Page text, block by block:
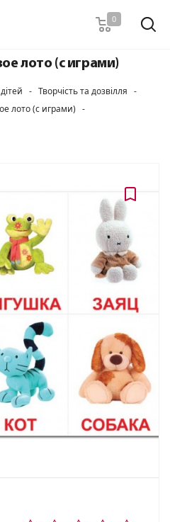
0
лото (с играми)
- Творчість та дозвілля -
лото (с играми) -